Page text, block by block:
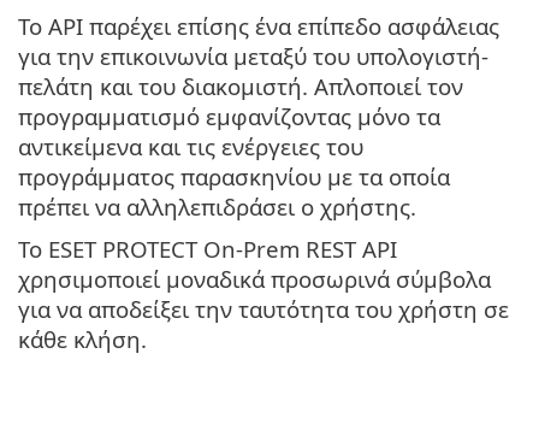
Το API παρέχει επίσης ένα επίπεδο ασφάλειας
για την επικοινωνία μεταξύ του υπολογιστή-
πελάτη και του διακομιστή. Απλοποιεί τον
προγραμματισμό εμφανίζοντας μόνο τα
αντικείμενα και τις ενέργειες του
προγράμματος παρασκηνίου με τα οποία
πρέπει να αλληλεπιδράσει ο χρήστης.
Το ESET PROTECT On-Prem REST API
χρησιμοποιεί μοναδικά προσωρινά σύμβολα
για να αποδείξει την ταυτότητα του χρήστη σε
κάθε κλήση.